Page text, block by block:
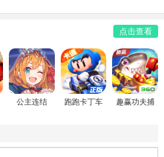
点击查看
公主连结 跑跑卡丁车
趣赢功夫捕